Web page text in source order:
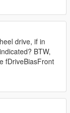
drive, if in
BTW,
fDriveBiasFront